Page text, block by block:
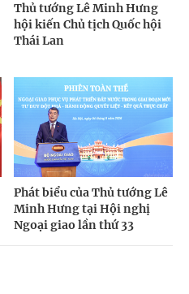
Thủ tướng Lê Minh Hưng
hội kiến Chủ tịch Quốc hội
Thái Lan
Phát biểu của Thủ tướng Lê
Minh Hưng tại Hội nghị
Ngoại giao lần thứ 33